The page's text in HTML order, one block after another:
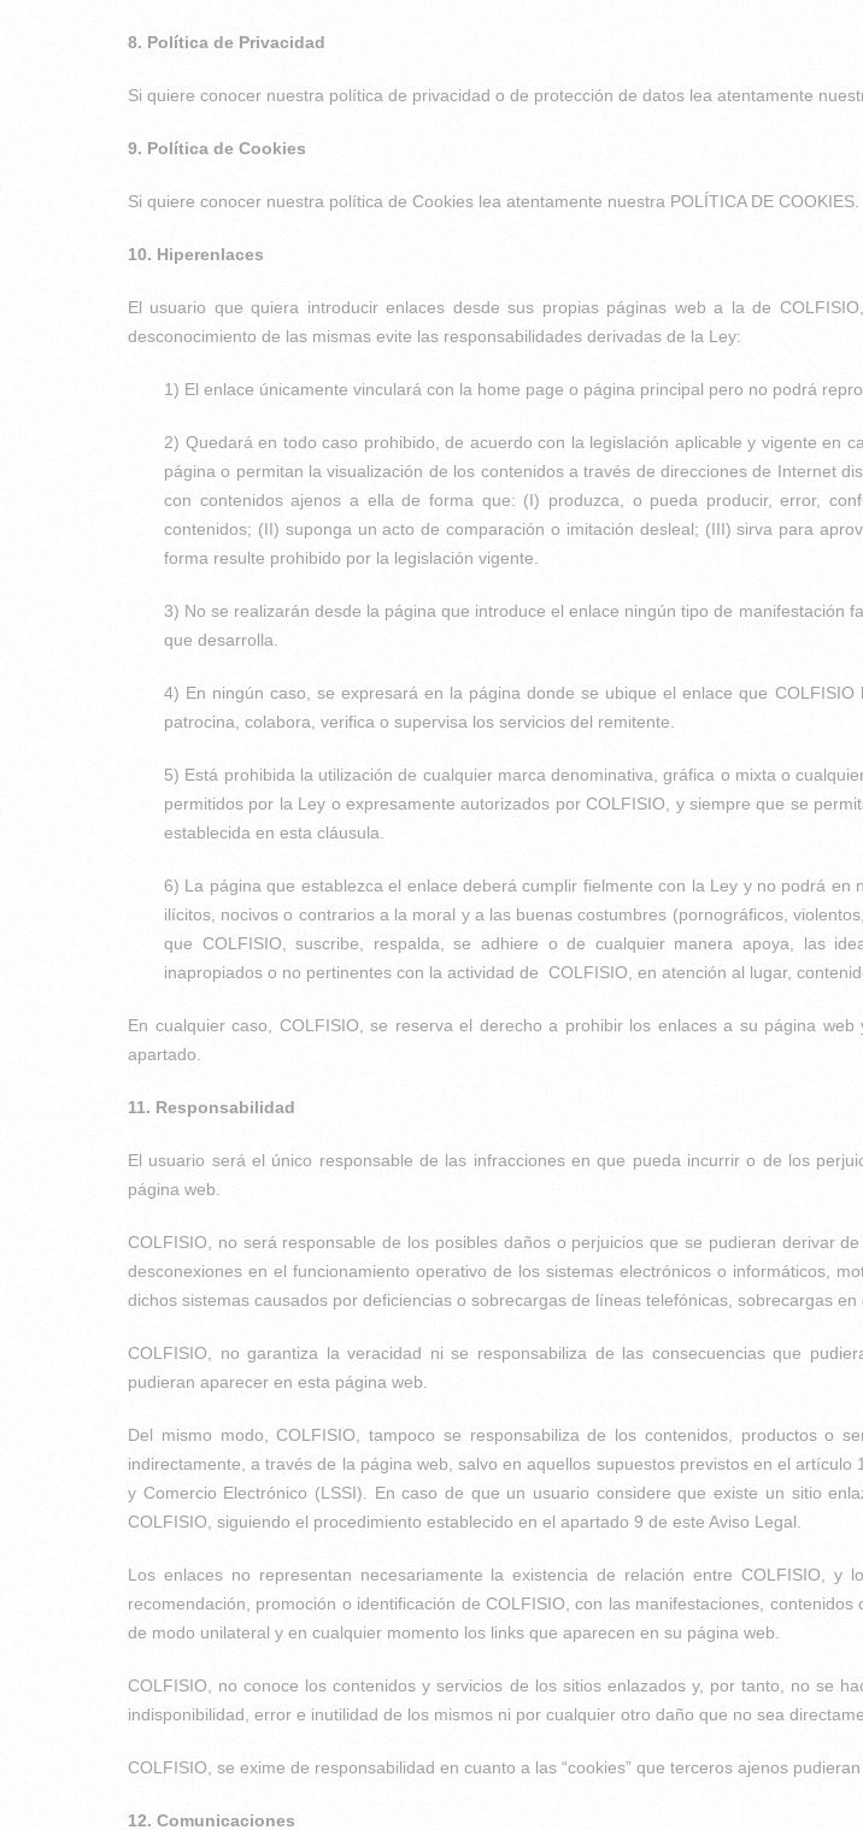
8. Política de Privacidad
Si quiere conocer nuestra política de privacidad o de protección de datos lea atentamente
9. Política de Cookies
Si quiere conocer nuestra política de Cookies lea atentamente nuestra POLÍTICA DE COOKIES.
10. Hiperenlaces
El usuario que quiera introducir enlaces desde sus propias páginas web a la de
desconocimiento de las mismas evite las responsabilidades derivadas de la Ley:
1) El enlace únicamente vinculará con la home page o página principal pero no podrá
2) Quedará en todo caso prohibido, de acuerdo con la legislación aplicable y vigente en
página o permitan la visualización de los contenidos a través de direcciones de Internet
con contenidos ajenos a ella de forma que: (I) produzca, o pueda producir, error,
contenidos; (II) suponga un acto de comparación o imitación desleal; (III) sirva para
forma resulte prohibido por la legislación vigente.
3) No se realizarán desde la página que introduce el enlace ningún tipo de manifestación
que desarrolla.
4) En ningún caso, se expresará en la página donde se ubique el enlace que
patrocina, colabora, verifica o supervisa los servicios del remitente.
5) Está prohibida la utilización de cualquier marca denominativa, gráfica o mixta o
permitidos por la Ley o expresamente autorizados por COLFISIO, y siempre que se
establecida en esta cláusula.
6) La página que establezca el enlace deberá cumplir fielmente con la Ley y no podrá
ilícitos, nocivos o contrarios a la moral y a las buenas costumbres (pornográficos,
que COLFISIO, suscribe, respalda, se adhiere o de cualquier manera apoya, las
inapropiados o no pertinentes con la actividad de COLFISIO, en atención al lugar,
En cualquier caso, COLFISIO, se reserva el derecho a prohibir los enlaces a su página
apartado.
11. Responsabilidad
El usuario será el único responsable de las infracciones en que pueda incurrir o de los
página web.
COLFISIO, no será responsable de los posibles daños o perjuicios que se pudieran derivar
desconexiones en el funcionamiento operativo de los sistemas electrónicos o informáticos,
dichos sistemas causados por deficiencias o sobrecargas de líneas telefónicas, sobrecargas
COLFISIO, no garantiza la veracidad ni se responsabiliza de las consecuencias que
pudieran aparecer en esta página web.
Del mismo modo, COLFISIO, tampoco se responsabiliza de los contenidos, productos o
indirectamente, a través de la página web, salvo en aquellos supuestos previstos en el
y Comercio Electrónico (LSSI). En caso de que un usuario considere que existe un sitio
COLFISIO, siguiendo el procedimiento establecido en el apartado 9 de este Aviso Legal.
Los enlaces no representan necesariamente la existencia de relación entre COLFISIO,
recomendación, promoción o identificación de COLFISIO, con las manifestaciones,
de modo unilateral y en cualquier momento los links que aparecen en su página web.
COLFISIO, no conoce los contenidos y servicios de los sitios enlazados y, por tanto, no se
indisponibilidad, error e inutilidad de los mismos ni por cualquier otro daño que no sea
COLFISIO, se exime de responsabilidad en cuanto a las “cookies” que terceros ajenos
12. Comunicaciones